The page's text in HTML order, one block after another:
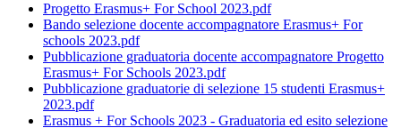
Progetto Erasmus+ For School 2023.pdf
Bando selezione docente accompagnatore Erasmus+ For
schools 2023.pdf
Pubblicazione graduatoria docente accompagnatore Progetto
Erasmus+ For Schools 2023.pdf
Pubblicazione graduatorie di selezione 15 studenti Erasmus+
2023.pdf
Erasmus + For Schools 2023 - Graduatoria ed esito selezione